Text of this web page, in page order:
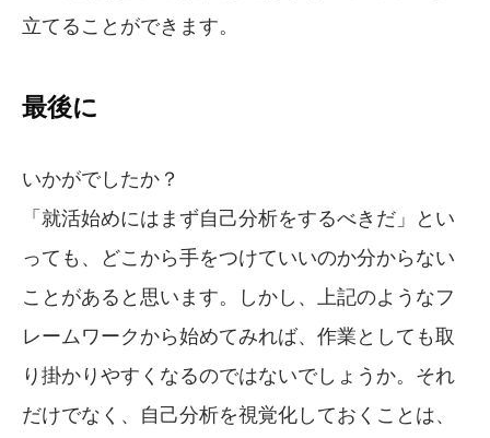
立てることができます。
最後に
いかがでしたか？
「就活始めにはまず自己分析をするべきだ」とい
っても、どこから手をつけていいのか分からない
ことがあると思います。しかし、上記のようなフ
レームワークから始めてみれば、作業としても取
り掛かりやすくなるのではないでしょうか。それ
だけでなく、自己分析を視覚化しておくことは、